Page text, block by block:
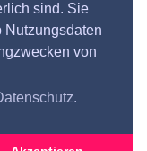
sind. Sie
Nutzungsdaten
von
Steinbrecher